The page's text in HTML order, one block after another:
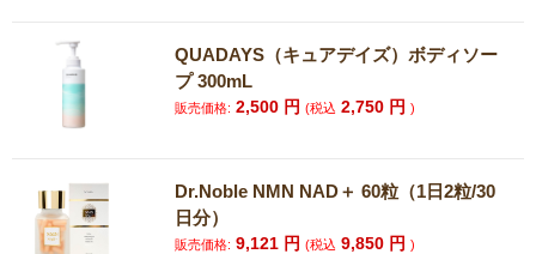
QUADAYS（キュアデイズ）ボディソー
プ 300mL
販売価格: 2,500 円(税込 2,750 円)
Dr.Noble NMN NAD＋ 60粒（1日2粒/30
日分）
販売価格: 9,121 円(税込 9,850 円)